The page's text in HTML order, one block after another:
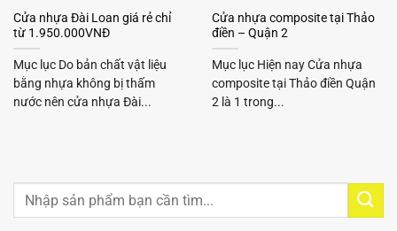
Cửa nhựa Đài Loan giá rẻ chỉ
từ 1.950.000VNĐ
Mục lục Do bản chất vật liệu
bằng nhựa không bị thấm
nước nên cửa nhựa Đài...
Cửa nhựa composite tại Thảo
điền – Quận 2
Mục lục Hiện nay Cửa nhựa
composite tại Thảo điền Quận
2 là 1 trong...